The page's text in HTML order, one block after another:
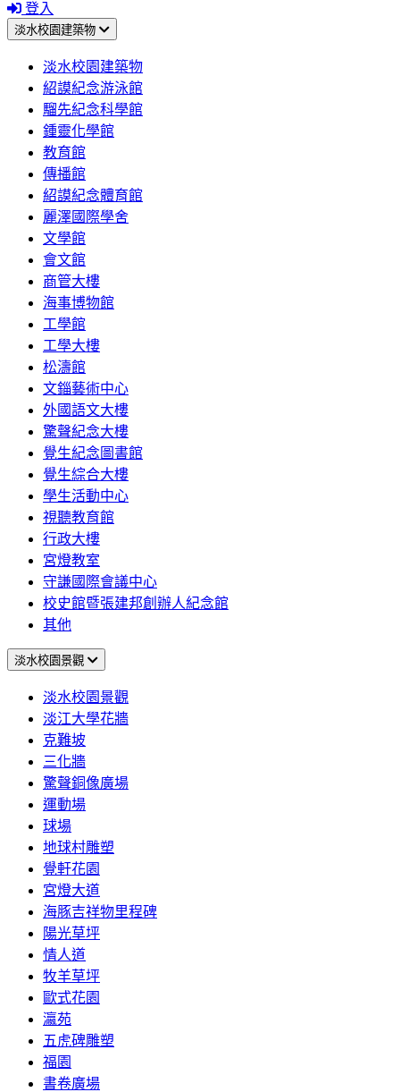
登入
淡水校園建築物
淡水校園建築物
紹謨紀念游泳館
騮先紀念科學館
鍾靈化學館
教育館
傳播館
紹謨紀念體育館
麗澤國際學舍
文學館
會文館
商管大樓
海事博物館
工學館
工學大樓
松濤館
文錙藝術中心
外國語文大樓
驚聲紀念大樓
覺生紀念圖書館
覺生綜合大樓
學生活動中心
視聽教育館
行政大樓
宮燈教室
守謙國際會議中心
校史館暨張建邦創辦人紀念館
其他
淡水校園景觀
淡水校園景觀
淡江大學花牆
克難坡
三化牆
驚聲銅像廣場
運動場
球場
地球村雕塑
覺軒花園
宮燈大道
海豚吉祥物里程碑
陽光草坪
情人道
牧羊草坪
歐式花園
瀛苑
五虎碑雕塑
福園
書卷廣場